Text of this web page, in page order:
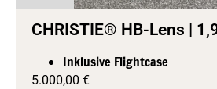
CHRISTIE® HB-Lens |
Inklusive Flightcase
5.000,00 €